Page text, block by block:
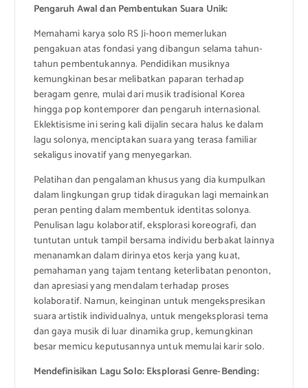
Pengaruh Awal dan Pembentukan Suara Unik:
Memahami karya solo RS Ji-hoon memerlukan
pengakuan atas fondasi yang dibangun selama tahun-
tahun pembentukannya. Pendidikan musiknya
kemungkinan besar melibatkan paparan terhadap
beragam genre, mulai dari musik tradisional Korea
hingga pop kontemporer dan pengaruh internasional.
Eklektisisme ini sering kali dijalin secara halus ke dalam
lagu solonya, menciptakan suara yang terasa familiar
sekaligus inovatif yang menyegarkan.
Pelatihan dan pengalaman khusus yang dia kumpulkan
dalam lingkungan grup tidak diragukan lagi memainkan
peran penting dalam membentuk identitas solonya.
Penulisan lagu kolaboratif, eksplorasi koreografi, dan
tuntutan untuk tampil bersama individu berbakat lainnya
menanamkan dalam dirinya etos kerja yang kuat,
pemahaman yang tajam tentang keterlibatan penonton,
dan apresiasi yang mendalam terhadap proses
kolaboratif. Namun, keinginan untuk mengekspresikan
suara artistik individualnya, untuk mengeksplorasi tema
dan gaya musik di luar dinamika grup, kemungkinan
besar memicu keputusannya untuk memulai karir solo.
Mendefinisikan Lagu Solo: Eksplorasi Genre-Bending: